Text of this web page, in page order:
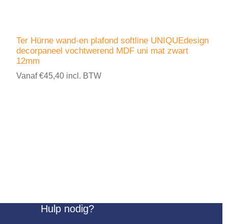
Ter Hürne wand-en plafond softline UNIQUEdesign
decorpaneel vochtwerend MDF uni mat zwart
12mm
Vanaf €45,40 incl. BTW
Hulp nodig?